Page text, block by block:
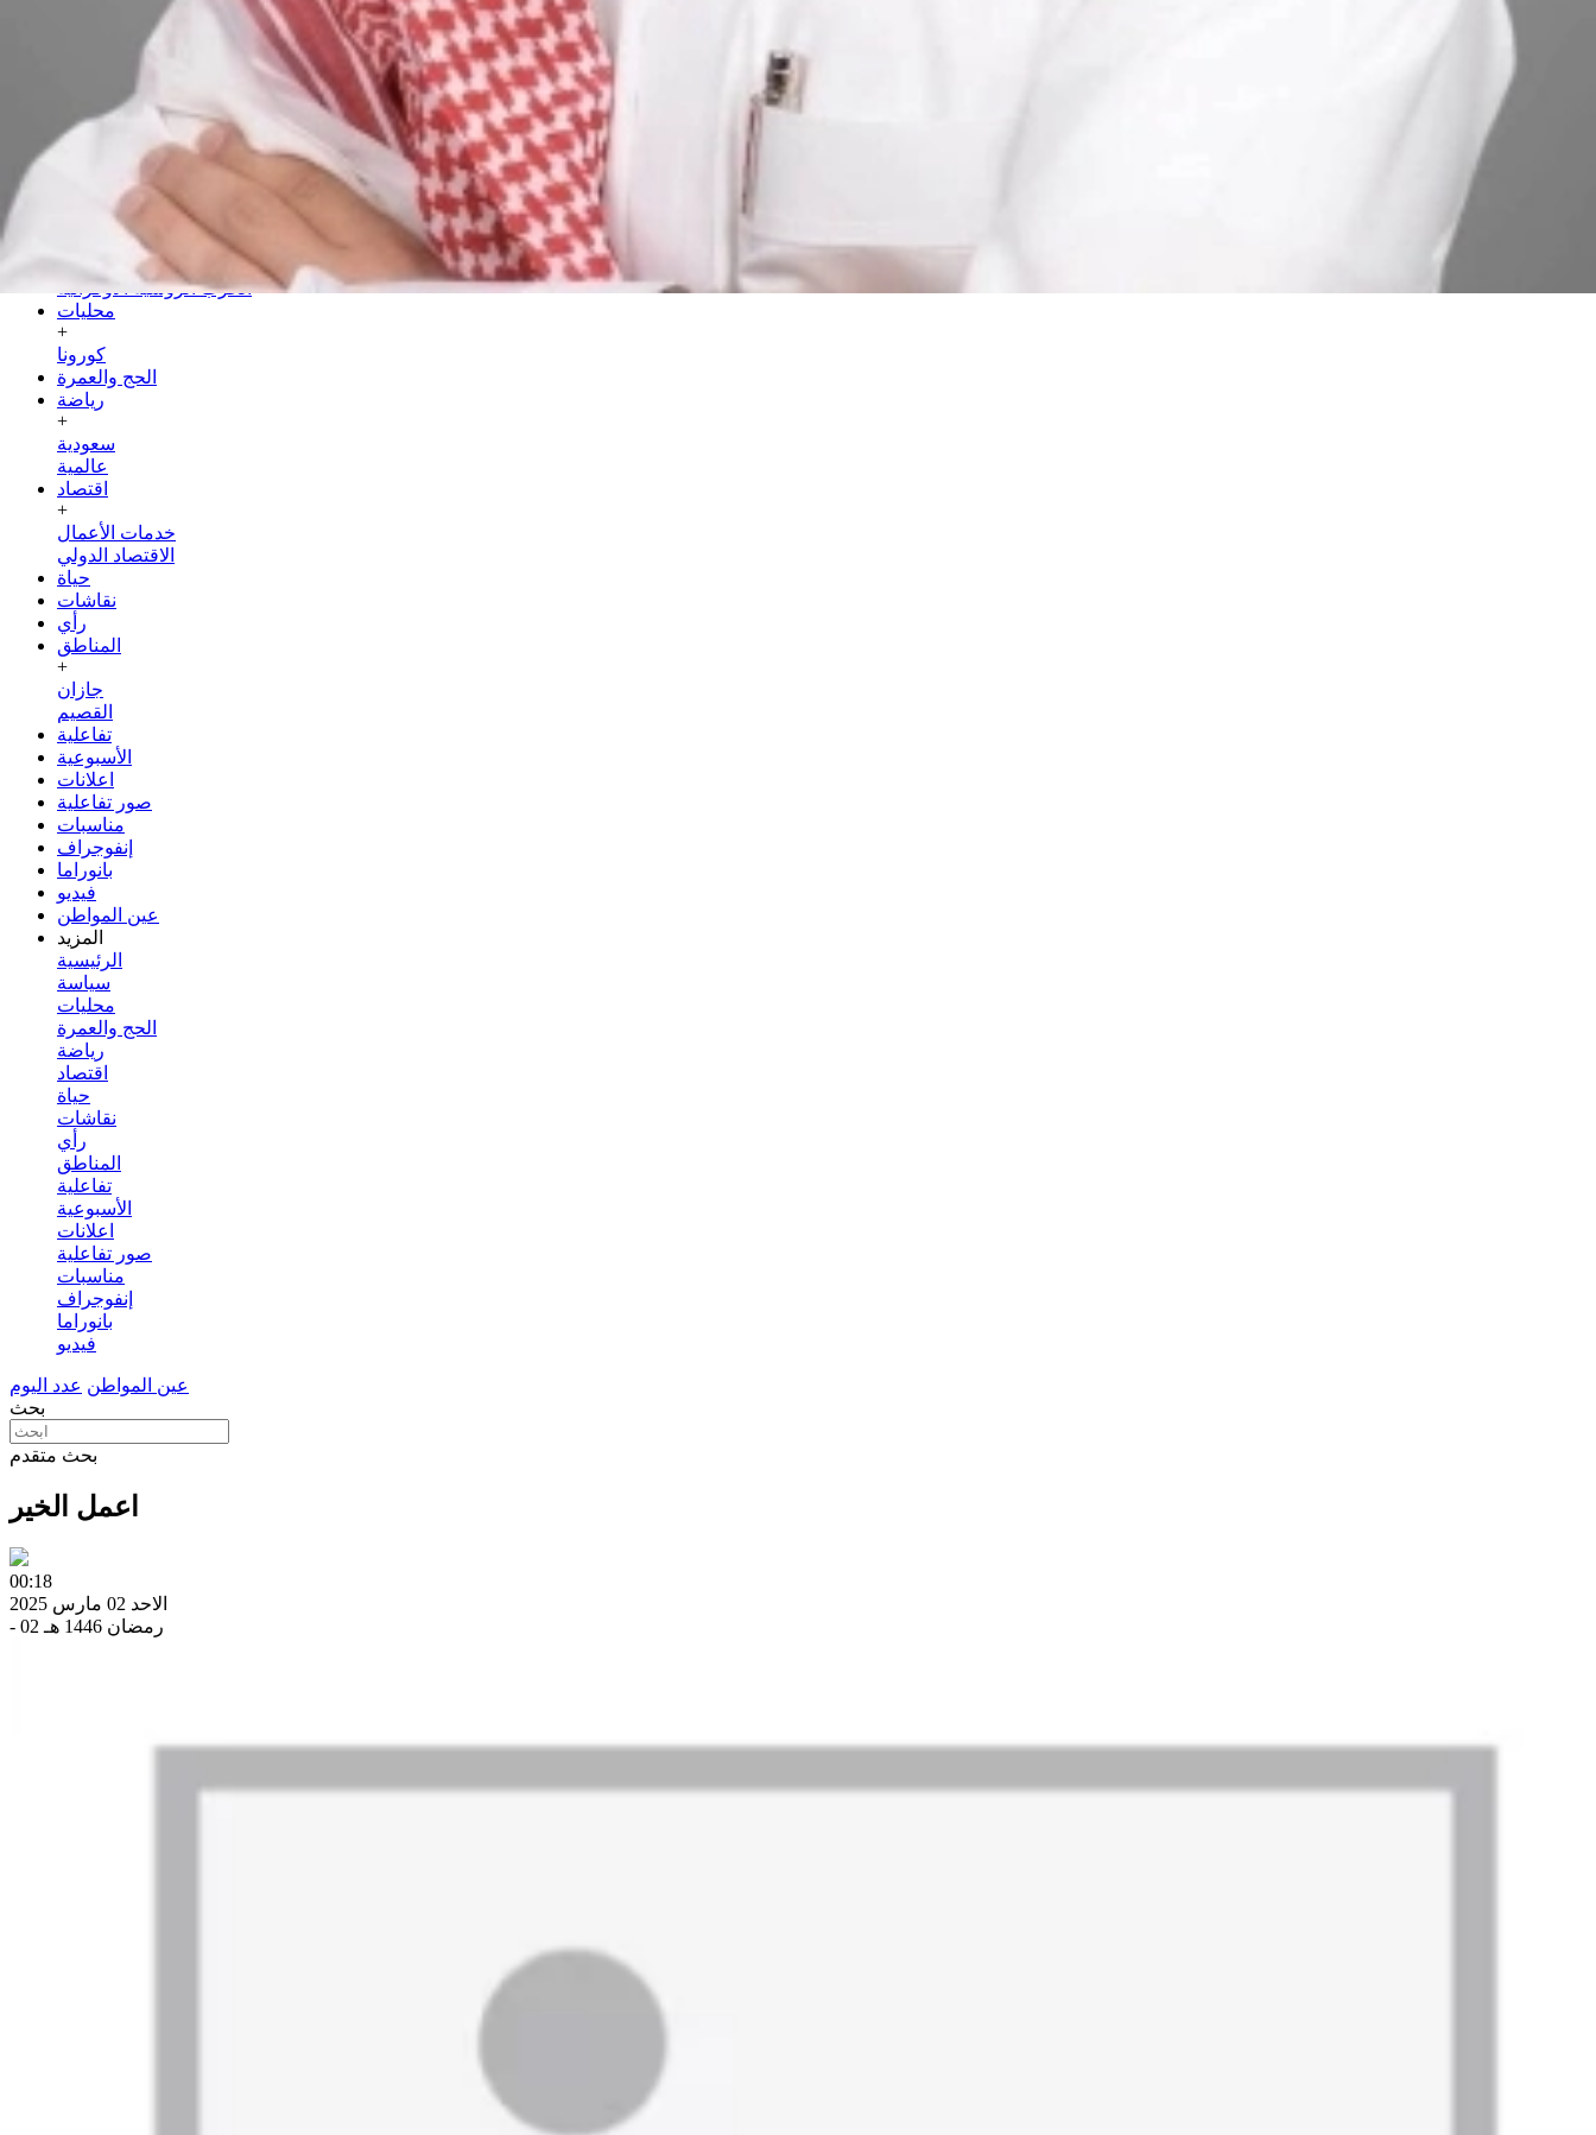
الحرب الروسية الأوكرانية
محليات
+
كورونا
الحج والعمرة
رياضة
+
سعودية
عالمية
اقتصاد
+
خدمات الأعمال
الاقتصاد الدولي
حياة
نقاشات
رأي
المناطق
+
جازان
القصيم
تفاعلية
الأسبوعية
اعلانات
صور تفاعلية
مناسبات
إنفوجراف
بانوراما
فيديو
عين المواطن
المزيد
الرئيسية
سياسة
محليات
الحج والعمرة
رياضة
اقتصاد
حياة
نقاشات
رأي
المناطق
تفاعلية
الأسبوعية
اعلانات
صور تفاعلية
مناسبات
إنفوجراف
بانوراما
فيديو
عين المواطن عدد اليوم
بحث
بحث متقدم
اعمل الخير
00:18
الاحد 02 مارس 2025
- 02 رمضان 1446 هـ